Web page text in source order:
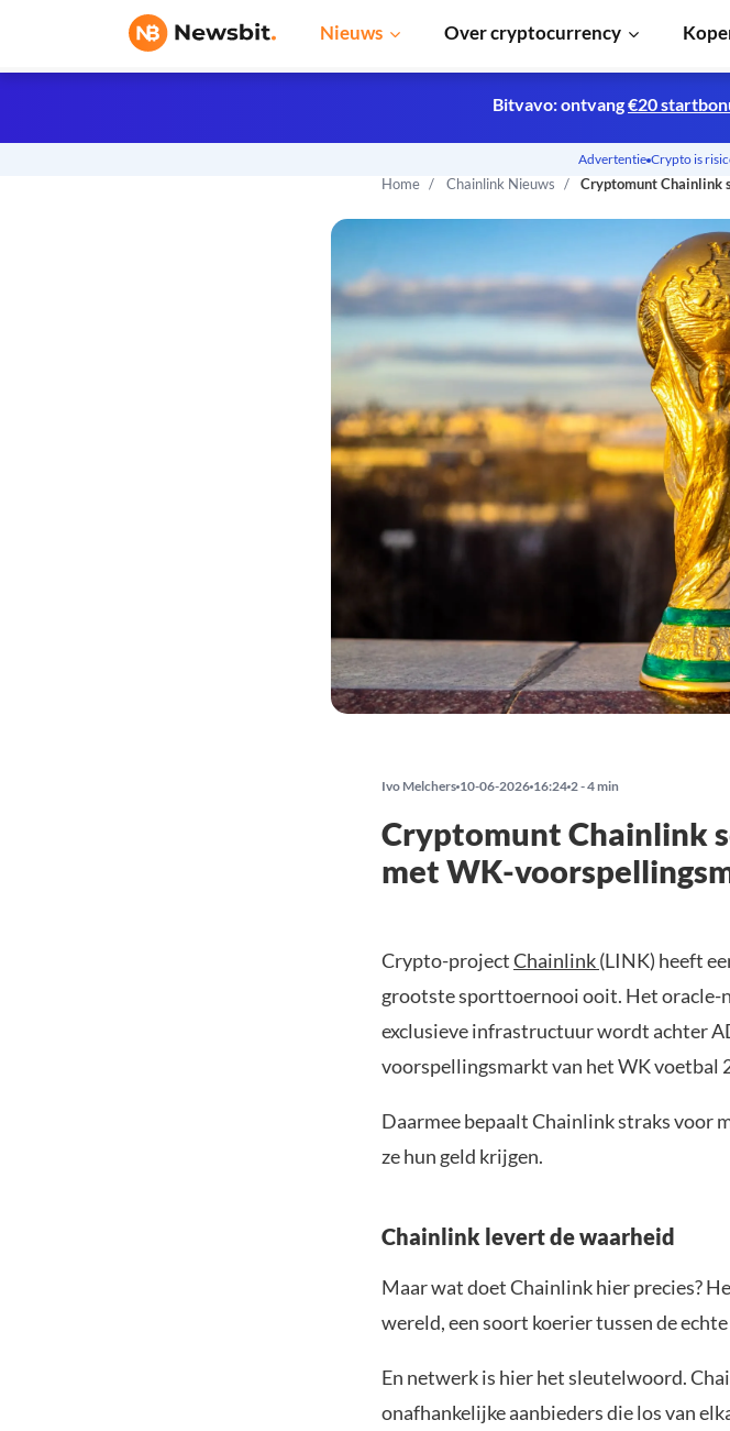
Nieuws Over cryptocurrency
Home Chainlink Nieuws Cryptomunt Chainlink
Bitvavo: ontvang€20
Advertentie Crypto is
Ivo Melchers 10-06-2026 16:24 2 - 4 min
Cryptomunt Chainlink
met WK-
Crypto-projectChainlink(LINK) heeft
grootste sporttoernooi ooit. Het oracle-
exclusieve infrastructuur wordt achter
voorspellingsmarkt van het WK voetbal
Daarmee bepaalt Chainlink straks voor
ze hun geld krijgen.
Chainlink levert de waarheid
Maar wat doet Chainlink hier precies?
wereld, een soort koerier tussen de
En netwerk is hier het sleutelwoord.
onafhankelijke aanbieders die los van